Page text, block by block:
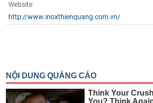
Website
http://www.inoxthienquang.com.vn/